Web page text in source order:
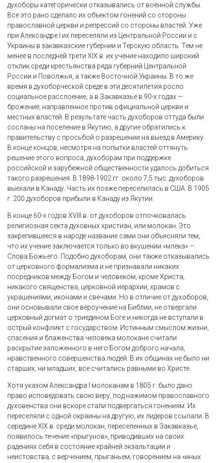
духоборы категорически отказывались от военной службы.
Все это рано сделало их объектом гонений со стороны
православной церкви и репрессий со стороны властей. Уже
при Александре I их переселяли из Центральной России и с
Украины в закавказские губернии и Терскую область. Тем не
менее в последней трети XIX в. их учение находило широкий
отклик среди крестьянства ряда губерний Центральной
России и Поволжья, а также Восточной Украины. В то же
время в духоборческой среде в эти десятилетия росло
социальное расслоение, а в Закавказье в 90-х годах —
брожение, направленное против официальной церкви и
местных властей. В результате часть духоборов оттуда были
сосланы на поселение в Якутию, а другие обратились к
правительству с просьбой о разрешении на выезд в Америку.
В конце концов, несмотря на попытки властей оттянуть
решение этого вопроса, духоборам при поддержке
российской и зарубежной общественности удалось добиться
такого разрешения. В 1898-1902 гг. около 7,5 тыс. духоборов
выехали в Канаду. Часть их позже переселилась в США. В 1905
г. 200 духоборов прибыли в Канаду из Якутии.
В конце 60-х годов XVIII в. от духоборов отпочковалась
религиозная секта духовных христиан, или молокан. Это
закрепившееся в народе название сами они объясняли тем,
что их учение заключается только во вкушении «млека» —
Слова Божьего. Подобно духоборам, они также отказывались
от церковного формализма и не признавали никаких
посредников между Богом и человеком, кроме Христа,
никакого священства, церковной иерархии, храмов с
украшениями, иконами и свечами. Но в отличие от духоборов,
они основывали свое вероучение на Библии, не отвергали
церковный догмат о триедином Боге и никогда не вступали в
острый конфликт с государством. Истинным смыслом жизни,
спасения и блаженства человека молокане считали
раскрытие заложенного в него Богом доброго начала,
нравственного совершенства людей. В их общинах не было ни
старших, ни младших, все считались равными во Христе.
Хотя указом Александра I молоканам в 1805 г. было дано
право исповедовать свою веру, под нажимом православного
духовенства они вскоре стали подвергаться гонениям. Их
переселяли с одной окраины на другую, их лидеров ссылали. В
середине XIX в. среди молокан, переселенных в Закавказье,
появилось течение «прыгунов», приводивших на своих
радениях себя в состояние крайней экзальтации и
неистовства, с верчением, прыганьем, говорением на «иных